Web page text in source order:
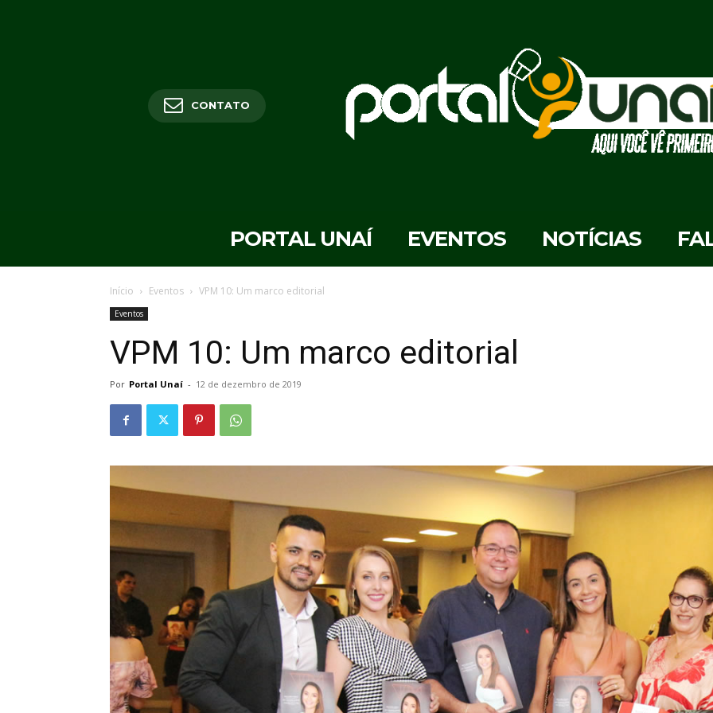
CONTATO
PORTAL UNAÍ EVENTOS NOTÍCIAS
Início Eventos VPM 10: Um marco editorial
Eventos
VPM 10: Um marco editorial
Por Portal Unaí - 12 de dezembro de 2019